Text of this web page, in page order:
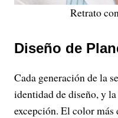
Retrato
Diseño de
Cada generación de la
identidad de diseño, y
excepción. El color